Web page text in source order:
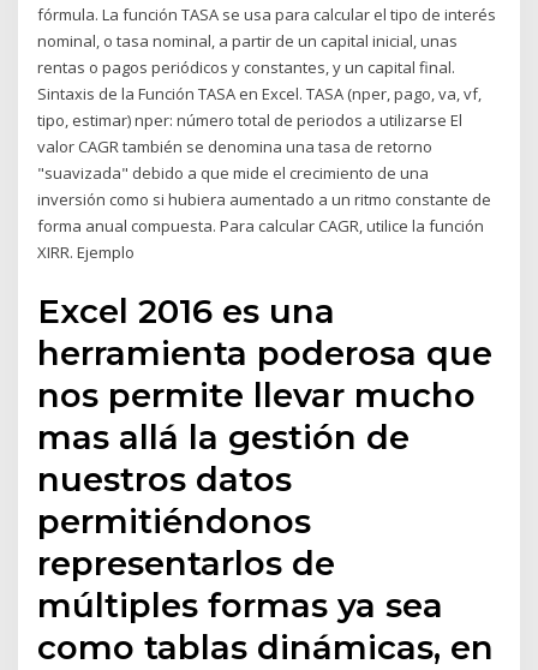
fórmula. La función TASA se usa para calcular el tipo de interés
nominal, o tasa nominal, a partir de un capital inicial, unas
rentas o pagos periódicos y constantes, y un capital final.
Sintaxis de la Función TASA en Excel. TASA (nper, pago, va, vf,
tipo, estimar) nper: número total de periodos a utilizarse El
valor CAGR también se denomina una tasa de retorno
"suavizada" debido a que mide el crecimiento de una
inversión como si hubiera aumentado a un ritmo constante de
forma anual compuesta. Para calcular CAGR, utilice la función
XIRR. Ejemplo
Excel 2016 es una
herramienta poderosa que
nos permite llevar mucho
mas allá la gestión de
nuestros datos
permitiéndonos
representarlos de
múltiples formas ya sea
como tablas dinámicas, en